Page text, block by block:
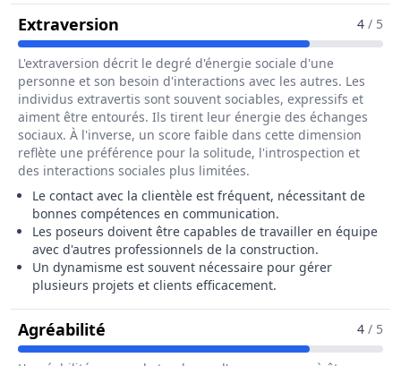
Extraversion Pour Le Métier De Poseur / 4 / 5
L'extraversion décrit le degré d'énergie sociale d'une
personne et son besoin d'interactions avec les autres. Les
individus extravertis sont souvent sociables, expressifs et
aiment être entourés. Ils tirent leur énergie des échanges
sociaux. À l'inverse, un score faible dans cette dimension
reflète une préférence pour la solitude, l'introspection et
des interactions sociales plus limitées.
Le contact avec la clientèle est fréquent, nécessitant de
bonnes compétences en communication.
Les poseurs doivent être capables de travailler en équipe
avec d'autres professionnels de la construction.
Un dynamisme est souvent nécessaire pour gérer
plusieurs projets et clients efficacement.
Agréabilité Pour Le Métier De Poseur / Poseuse
4 / 5